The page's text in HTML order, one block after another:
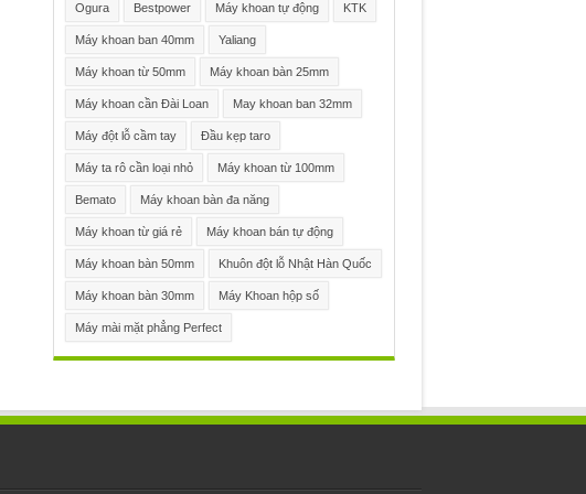
Ogura Bestpower Máy khoan tự động KTK
Máy khoan ban 40mm Yaliang
Máy khoan từ 50mm Máy khoan bàn 25mm
Máy khoan cần Đài Loan May khoan ban 32mm
Máy đột lỗ cầm tay Đầu kẹp taro
Máy ta rô cần loại nhỏ Máy khoan từ 100mm
Bemato Máy khoan bàn đa năng
Máy khoan từ giá rẻ Máy khoan bán tự động
Máy khoan bàn 50mm Khuôn đột lỗ Nhật Hàn Quốc
Máy khoan bàn 30mm Máy Khoan hộp số
Máy mài mặt phẳng Perfect